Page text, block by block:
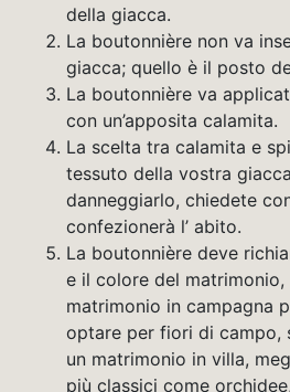
della giacca.
La boutonnière non va
giacca; quello è il posto
La boutonnière va
con un’apposita calamita.
La scelta tra calamita e
tessuto della vostra
danneggiarlo, chiedete
confezionerà l’ abito.
La boutonnière deve
e il colore del
matrimonio in campagna
optare per fiori di campo,
un matrimonio in villa,
più classici come